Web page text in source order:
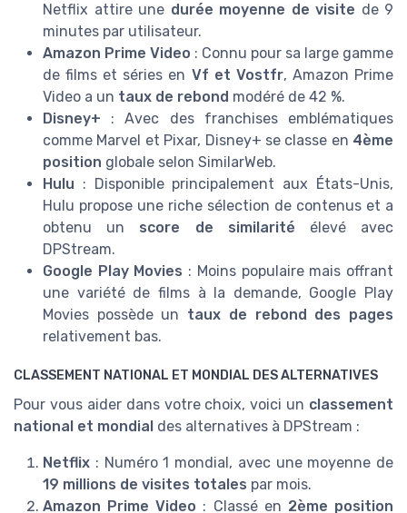
Netflix attire une durée moyenne de visite de 9
minutes par utilisateur.
Amazon Prime Video : Connu pour sa large gamme
de films et séries en Vf et Vostfr, Amazon Prime
Video a un taux de rebond modéré de 42 %.
Disney+ : Avec des franchises emblématiques
comme Marvel et Pixar, Disney+ se classe en 4ème
position globale selon SimilarWeb.
Hulu : Disponible principalement aux États-Unis,
Hulu propose une riche sélection de contenus et a
obtenu un score de similarité élevé avec
DPStream.
Google Play Movies : Moins populaire mais offrant
une variété de films à la demande, Google Play
Movies possède un taux de rebond des pages
relativement bas.
CLASSEMENT NATIONAL ET MONDIAL DES ALTERNATIVES
Pour vous aider dans votre choix, voici un classement
national et mondial des alternatives à DPStream :
Netflix : Numéro 1 mondial, avec une moyenne de
19 millions de visites totales par mois.
Amazon Prime Video : Classé en 2ème position